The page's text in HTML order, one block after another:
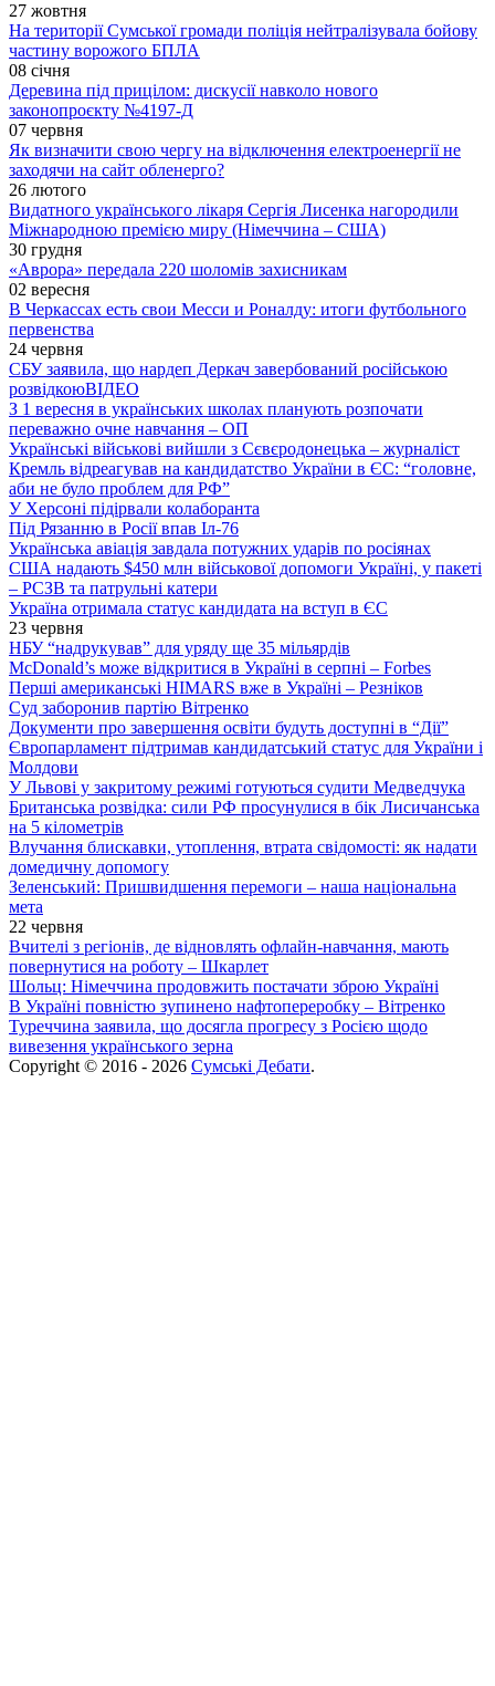
27 жовтня
На території Сумської громади поліція нейтралізувала бойову
частину ворожого БПЛА
08 січня
Деревина під прицілом: дискусії навколо нового
законопроєкту №4197-Д
07 червня
Як визначити свою чергу на відключення електроенергії не
заходячи на сайт обленерго?
26 лютого
Видатного українського лікаря Сергія Лисенка нагородили
Міжнародною премією миру (Німеччина – США)
30 грудня
«Аврора» передала 220 шоломів захисникам
02 вересня
В Черкассах есть свои Месси и Роналду: итоги футбольного
первенства
24 червня
СБУ заявила, що нардеп Деркач завербований російською
розвідкоюВІДЕО
З 1 вересня в українських школах планують розпочати
переважно очне навчання – ОП
Українські військові вийшли з Сєвєродонецька – журналіст
Кремль відреагував на кандидатство України в ЄС: “головне,
аби не було проблем для РФ”
У Херсоні підірвали колаборанта
Під Рязанню в Росії впав Іл-76
Українська авіація завдала потужних ударів по росіянах
США надають $450 млн військової допомоги Україні, у пакеті
– РСЗВ та патрульні катери
Україна отримала статус кандидата на вступ в ЄС
23 червня
НБУ “надрукував” для уряду ще 35 мільярдів
McDonald’s може відкритися в Україні в серпні – Forbes
Перші американські HIMARS вже в Україні – Резніков
Суд заборонив партію Вітренко
Документи про завершення освіти будуть доступні в “Дії”
Європарламент підтримав кандидатський статус для України і
Молдови
У Львові у закритому режимі готуються судити Медведчука
Британська розвідка: сили РФ просунулися в бік Лисичанська
на 5 кілометрів
Влучання блискавки, утоплення, втрата свідомості: як надати
домедичну допомогу
Зеленський: Пришвидшення перемоги – наша національна
мета
22 червня
Вчителі з регіонів, де відновлять офлайн-навчання, мають
повернутися на роботу – Шкарлет
Шольц: Німеччина продовжить постачати зброю Україні
В Україні повністю зупинено нафтопереробку – Вітренко
Туреччина заявила, що досягла прогресу з Росією щодо
вивезення українського зерна
Copyright © 2016 - 2026 Сумські Дебати.